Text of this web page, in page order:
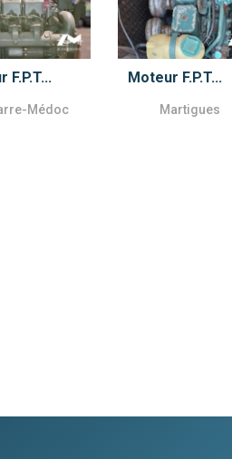
F.P.T...
Médoc
Moteur F.P.T...
Martigues